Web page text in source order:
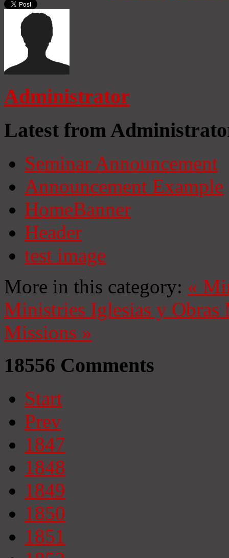
Administrator
Latest from
Seminar Announcement
Announcement Example
HomeBanner
Header
test image
More in this category: «
Ministries Iglesias y Obras
Missions »
18556 Comments
Start
Prev
1847
1848
1849
1850
1851